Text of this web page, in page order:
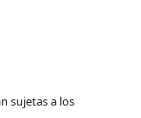
sujetas a los